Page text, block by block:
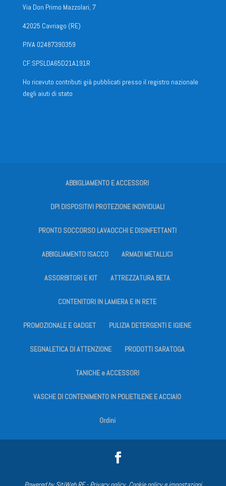
Via Don Primo Mazzolari, 7
42025 Cavriago (RE)
P.IVA 02487390359
CF:SPSLDA65D21A191R
Ho ricevuto contributi già pubblicati presso il registro nazionale
degli aiuti di stato
ABBIGLIAMENTO E ACCESSORI
DPI DISPOSITIVI PROTEZIONE INDIVIDUALI
PRONTO SOCCORSO LAVAOCCHI E DISINFETTANTI
ABBIGLIAMENTO ISACCO ARMADI METALLICI
ASSORBITORI E KIT ATTREZZATURA BETA
CONTENITORI IN LAMIERA E IN RETE
PROMOZIONALE E GADGET PULIZIA DETERGENTI E IGIENE
SEGNALETICA DI ATTENZIONE PRODOTTI SARATOGA
TANICHE e ACCESSORI
VASCHE DI CONTENIMENTO IN POLIETILENE E ACCIAIO
Ordini